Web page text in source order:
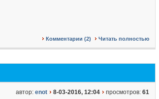
Комментарии (2) Читать полностью
автор: enot 8-03-2016, 12:04 просмотров: 61